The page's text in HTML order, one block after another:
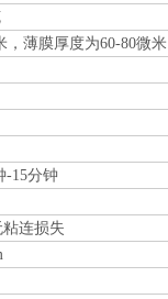
，薄膜厚度为60-80微米
-15分钟
连损失